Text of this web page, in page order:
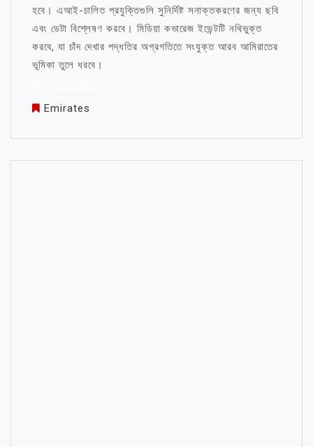
হবে। এআই-চালিত প্রযুক্তিগুলি সুনির্দিষ্ট সনাক্তকরণের জন্য ছবি
এবং ডেটা বিশ্লেষণ করবে। মিডিয়া কভারেজ ইভেন্টটি নথিভুক্ত
করবে, যা চাঁদ দেখার পদ্ধতির অগ্রগতিতে সংযুক্ত আরব আমিরাতের
ভূমিকা তুলে ধরবে।
Emirates